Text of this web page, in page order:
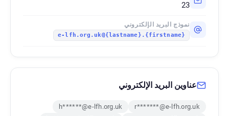
23
نموذج البريد الإلكتروني
{firstname}.{lastname}@e-lfh.org.uk
عناوين البريد الإلكتروني
r*******@e-lfh.org.uk
h******@e-lfh.org.uk